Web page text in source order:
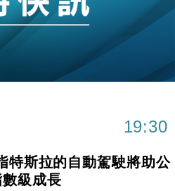
回落至51 企業擴張放慢兼縮減人
360億美元 支援Anthropic租用
月升級會員制度 增鉑金卡級別鎖
額連升14個月 珠寶鐘錶銷售升勢
19:30
特斯拉的自動駕駛將助公
級成長